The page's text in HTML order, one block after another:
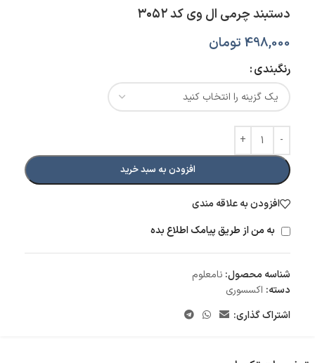
دستبند چرمی ال وی کد ۳۰۵۲
498,000 تومان
رنگبندی
افزودن به سبد خرید
افزودن به علاقه مندی
به من از طریق پیامک اطلاع بده
شناسه محصول: نامعلوم
دسته: اکسسوری
اشتراک گذاری: